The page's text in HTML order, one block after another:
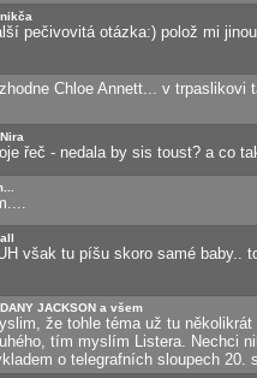
pečivovitá otázka:) polož mi
Chloe Annett... v
řeč - nedala by sis toust? a co
však tu píšu skoro samé baby..
JACKSON a všem
že tohle téma už tu
tím myslím Listera. Nechci
o telegrafních sloupech 20.